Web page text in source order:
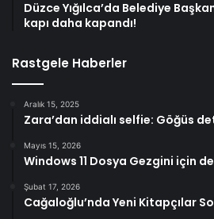
Düzce Yığılca’da Belediye
kapı daha kapandı!
Rastgele Haberler
Aralık 15, 2025
Zara’dan iddialı selfie: Göğüs
Mayıs 15, 2026
Windows 11 Dosya Gezgini için
Şubat 17, 2026
Cağaloğlu’nda Yeni Kitapçılar